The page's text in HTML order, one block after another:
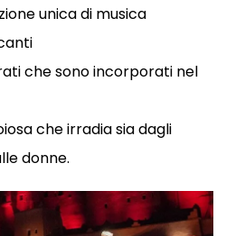
unica di musica
che sono incorporati nel
che irradia sia dagli
donne.